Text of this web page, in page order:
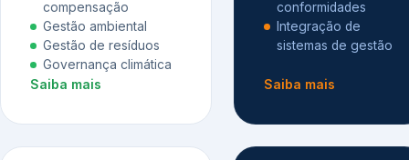
compensação
Gestão ambiental
Gestão de resíduos
Governança climática
Saiba mais
conformidades
Integração de
sistemas de gestão
Saiba mais